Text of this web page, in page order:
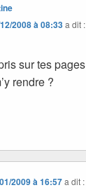
2008 à 08:33a dit :
sur tes
rendre ?
2009 à 16:57 a dit :